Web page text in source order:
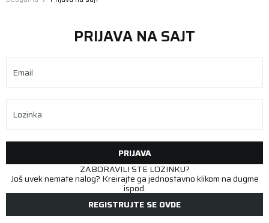
PRIJAVA NA SAJT
Email
Lozinka
PRIJAVA
ZABORAVILI STE LOZINKU?
Još uvek nemate nalog? Kreirajte ga jednostavno klikom na dugme
ispod.
REGISTRUJTE SE OVDE